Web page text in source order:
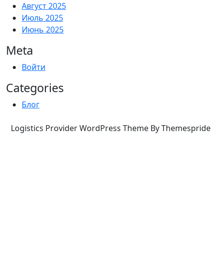
Август 2025
Июль 2025
Июнь 2025
Meta
Войти
Categories
Блог
Logistics Provider WordPress Theme By Themespride